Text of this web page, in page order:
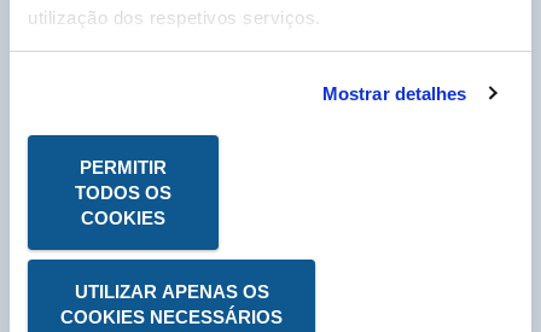
utilização dos respetivos serviços.
Mostrar detalhes
PERMITIR
TODOS OS
COOKIES
UTILIZAR APENAS OS
COOKIES NECESSÁRIOS
Cliente Labo Portugal, por favor insira o seu nº
de cliente, que pode encontrar na sua fatura e
* Campo obrigatório